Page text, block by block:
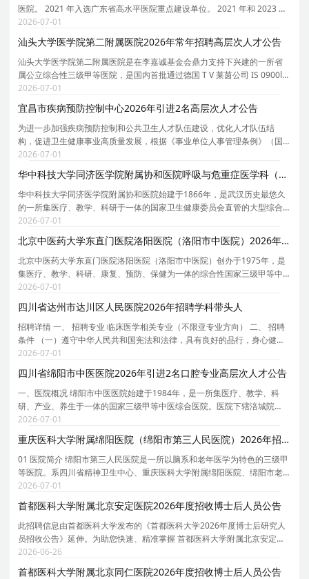
医院。 2021 年入选广东省高水平医院重点建设单位。 2021 年和 2023 年
度在全国三级公立医院绩效监测中获 A+ 等级，位居全国三级综合医院前
10% 。 2022 年顺利通过三甲医院等级复审。 医
2026-07-01
汕头大学医学院第二附属医院2026年常年招聘高层次人才公告
汕头大学医学院第二附属医院是在李嘉诚基金会鼎力支持下兴建的一所省
属公立综合性三级甲等医院，是国内首批通过德国 T V 莱茵公司 IS 0900l
质量管理体系和 IS 01400l 环境管理体系双认证的医疗机构之一。医院占地
约 6. 5 万平方米 ，建筑总面积约 11 万平方
2026-07-01
宜昌市疾病预防控制中心2026年引进2名高层次人才公告
为进一步加强疾病预防控制和公共卫生人才队伍建设，优化人才队伍结
构，促进卫生健康事业高质量发展，根据《事业单位人事管理条例》（国
务院令第652号）和事业单位公开招聘有关规定，结合市疾控中心岗位空缺
情况及事业发展需要，拟组织开展市疾控中心高层次人
2026-07-01
华中科技大学同济医学院附属协和医院呼吸与危重症医学科（金阳教授团队）2026年招聘专职研究人员启事
华中科技大学同济医学院附属协和医院始建于1866年，是武汉历史最悠久
的一所集医疗、教学、科研于一体的国家卫生健康委员会直管的大型综合
性教学医院，系国家首批三级甲等医院、全国百佳医院、荣获全国医院管
理年先进集体、全国五一劳动奖和全国文明单位等国
2026-07-01
北京中医药大学东直门医院洛阳医院（洛阳市中医院）2026年引进3名博士研究生公告
北京中医药大学东直门医院洛阳医院（洛阳市中医院）创办于1975年，是
集医疗、教学、科研、康复、预防、保健为一体的综合性国家三级甲等中
医院。是国家区域医疗中心建设单位、国家中医药传承创新工程重点中医
医院项目建设单位、全国中医特色重点中医院建设单
2026-07-01
四川省达州市达川区人民医院2026年招聘学科带头人
招聘详情 一、 招聘专业 临床医学相关专业（不限亚专业方向） 二、 招聘
条件 （一）遵守中华人民共和国宪法和法律，具有良好的品行，身心健
康，无违规违纪等不良记录； （二）年龄50周岁及以下，身心健康，精力
充沛、掌握填补医院或达州市空白的前沿医疗技术
2026-07-01
四川省绵阳市中医医院2026年引进2名口腔专业高层次人才公告
一、医院概况 绵阳市中医医院始建于1984年，是一所集医疗、教学、科
研、产业、养生于一体的国家三级甲等中医综合医院。医院下辖涪城院
区、经开院区、南桥分院、花园门诊部、制剂中心、医养结合中心等分支
机构，同时受托管理涪江中药饮片有限责任公司。作为多
2026-07-01
重庆医科大学附属绵阳医院（绵阳市第三人民医院）2026年招聘2名博士后公告
01 医院简介 绵阳市第三人民医院是一所以脑系和老年医学为特色的三级甲
等医院。系四川省精神卫生中心、重庆医科大学附属绵阳医院、绵阳市老
年病医院。院本部占地130亩，编制床位1700张，开放床位2000张，下辖
二院区（科新区）、游仙分院两个分院；设有业务科
2026-07-01
首都医科大学附属北京安定医院2026年度招收博士后人员公告
此招聘信息由首都医科大学发布的《首都医科大学2026年度博士后研究人
员招收公告》延伸。为助您快速、精准掌握 首都医科大学附属北京安定医
院 的招聘详情， 现特别针对 首都医科大学附属北京安定医院 的岗位信息
与报考要点单独说明 。为保证您获取的招聘信息
2026-06-26
首都医科大学附属北京同仁医院2026年度招收博士后人员公告